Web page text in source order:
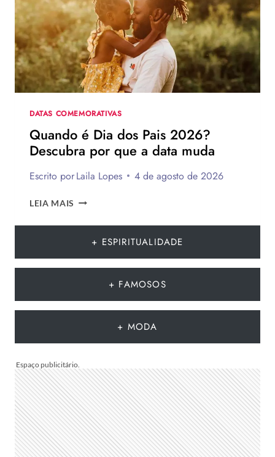
75
IDEIAS
PARA
TE
INSPIRAR
A
MONTAR
SUA
PRESENTEAR
OU
DATAS COMEMORATIVAS
Quando é Dia dos Pais 2026?
Descubra por que a data muda
Escrito porLaila Lopes 4 de agosto de 2026
LEIA MAIS QUANDO
DIA
QUE
MUDA
+ ESPIRITUALIDADE
+ FAMOSOS
+ MODA